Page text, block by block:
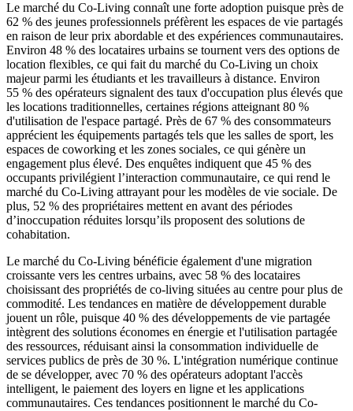
Le marché du Co-Living connaît une forte adoption puisque près de
62 % des jeunes professionnels préfèrent les espaces de vie partagés
en raison de leur prix abordable et des expériences communautaires.
Environ 48 % des locataires urbains se tournent vers des options de
location flexibles, ce qui fait du marché du Co-Living un choix
majeur parmi les étudiants et les travailleurs à distance. Environ
55 % des opérateurs signalent des taux d'occupation plus élevés que
les locations traditionnelles, certaines régions atteignant 80 %
d'utilisation de l'espace partagé. Près de 67 % des consommateurs
apprécient les équipements partagés tels que les salles de sport, les
espaces de coworking et les zones sociales, ce qui génère un
engagement plus élevé. Des enquêtes indiquent que 45 % des
occupants privilégient l’interaction communautaire, ce qui rend le
marché du Co-Living attrayant pour les modèles de vie sociale. De
plus, 52 % des propriétaires mettent en avant des périodes
d’inoccupation réduites lorsqu’ils proposent des solutions de
cohabitation.
Le marché du Co-Living bénéficie également d'une migration
croissante vers les centres urbains, avec 58 % des locataires
choisissant des propriétés de co-living situées au centre pour plus de
commodité. Les tendances en matière de développement durable
jouent un rôle, puisque 40 % des développements de vie partagée
intègrent des solutions économes en énergie et l'utilisation partagée
des ressources, réduisant ainsi la consommation individuelle de
services publics de près de 30 %. L'intégration numérique continue
de se développer, avec 70 % des opérateurs adoptant l'accès
intelligent, le paiement des loyers en ligne et les applications
communautaires. Ces tendances positionnent le marché du Co-